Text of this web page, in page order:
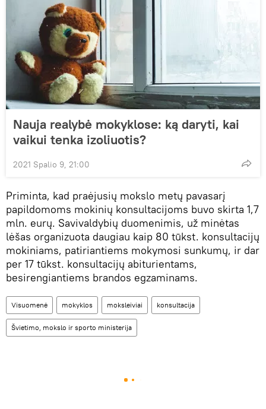
Nauja realybė mokyklose: ką daryti, kai
vaikui tenka izoliuotis?
2021 Spalio 9, 21:00
Priminta, kad praėjusių mokslo metų pavasarį
papildomoms mokinių konsultacijoms buvo skirta 1,7
mln. eurų. Savivaldybių duomenimis, už minėtas
lėšas organizuota daugiau kaip 80 tūkst. konsultacijų
mokiniams, patiriantiems mokymosi sunkumų, ir dar
per 17 tūkst. konsultacijų abiturientams,
besirengiantiems brandos egzaminams.
Visuomenė mokyklos moksleiviai konsultacija
Švietimo, mokslo ir sporto ministerija